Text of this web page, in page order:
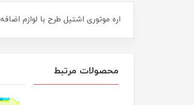
اره موتوری اشتیل طرح با لوازم اضافه
محصولات مرتبط